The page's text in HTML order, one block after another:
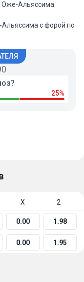
Альяссима.
с форой по
25%
Х 2
0.00 1.98
0.00 1.95